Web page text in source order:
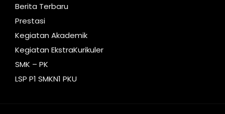
Berita Terbaru
Prestasi
Kegiatan Akademik
Kegiatan EkstraKurikuler
SMK – PK
LSP P1 SMKN1 PKU